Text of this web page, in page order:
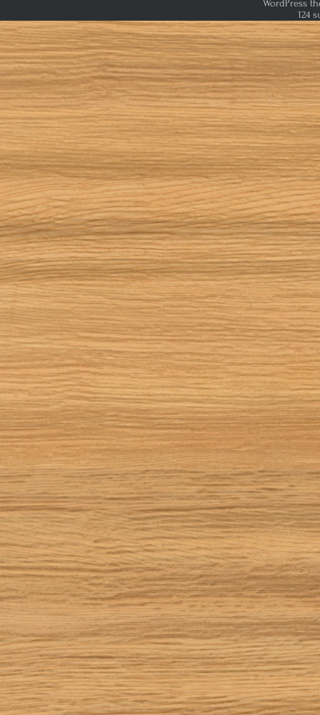
WordPress
124